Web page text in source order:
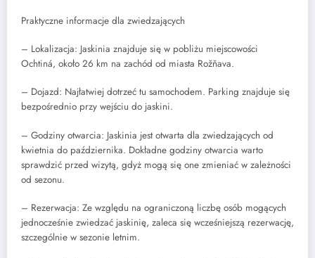
Praktyczne informacje dla zwiedzających
– Lokalizacja: Jaskinia znajduje się w pobliżu miejscowości
Ochtiná, około 26 km na zachód od miasta Rožňava.
– Dojazd: Najłatwiej dotrzeć tu samochodem. Parking znajduje się
bezpośrednio przy wejściu do jaskini.
– Godziny otwarcia: Jaskinia jest otwarta dla zwiedzających od
kwietnia do października. Dokładne godziny otwarcia warto
sprawdzić przed wizytą, gdyż mogą się one zmieniać w zależności
od sezonu.
– Rezerwacja: Ze względu na ograniczoną liczbę osób mogących
jednocześnie zwiedzać jaskinię, zaleca się wcześniejszą rezerwację,
szczególnie w sezonie letnim.